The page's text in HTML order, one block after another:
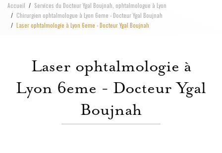
Accueil
Services du Docteur Ygal Boujnah, ophtalmologue à Lyon
Chirurgien ophtalmologue à Lyon 6eme - Docteur Ygal Boujnah
Laser ophtalmologie à Lyon 6eme - Docteur Ygal Boujnah
Laser ophtalmologie à
Lyon 6eme - Docteur Ygal
Boujnah